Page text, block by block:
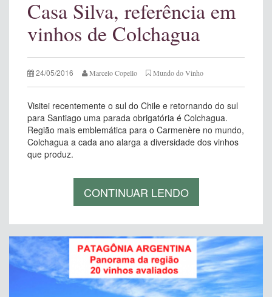
Casa Silva, referência em
vinhos de Colchagua
24/05/2016 Marcelo Copello Mundo do Vinho
Visitei recentemente o sul do Chile e retornando do sul
para Santiago uma parada obrigatória é Colchagua.
Região mais emblemática para o Carmenère no mundo,
Colchagua a cada ano alarga a diversidade dos vinhos
que produz.
CONTINUAR LENDO